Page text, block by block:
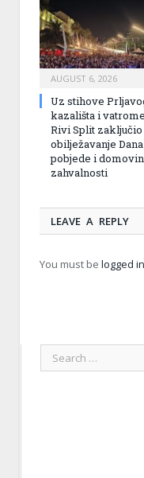
AUGUST 6, 2026
Uz stihove
kazališta i
Rivi Split zaključio
obilježavanje Dana
pobjede i
zahvalnosti
LEAVE A REPLY
You must be logged in